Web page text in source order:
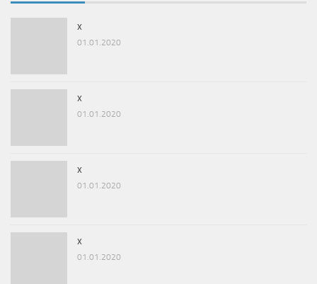
x
01.01.2020
x
01.01.2020
x
01.01.2020
x
01.01.2020